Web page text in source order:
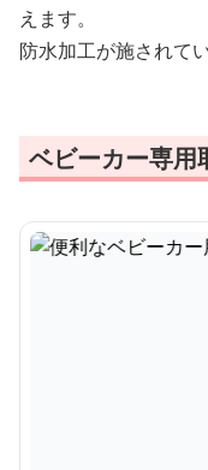
えます。
防水加工が施されて
ベビーカー専用